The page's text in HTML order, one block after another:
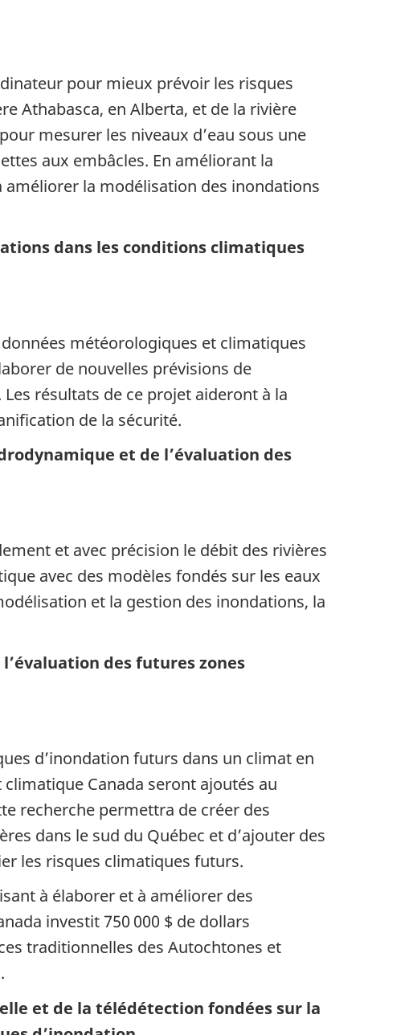
pour mieux prévoir les risques
Athabasca, en Alberta, et de la rivière
mesurer les niveaux d’eau sous une
aux embâcles. En améliorant la
améliorer la modélisation des inondations
dans les conditions climatiques
météorologiques et climatiques
de nouvelles prévisions de
résultats de ce projet aideront à la
de la sécurité.
et de l’évaluation des
et avec précision le débit des rivières
avec des modèles fondés sur les eaux
et la gestion des inondations, la
des futures zones
d’inondation futurs dans un climat en
Canada seront ajoutés au
recherche permettra de créer des
dans le sud du Québec et d’ajouter des
les risques climatiques futurs.
à élaborer et à améliorer des
investit 750 000 $ de dollars
traditionnelles des Autochtones et
et de la télédétection fondées sur la